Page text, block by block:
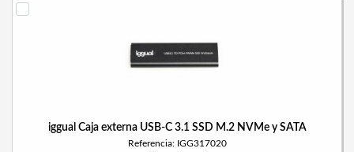
iggual Caja externa USB-C 3.1 SSD M.2 NVMe y SATA
Referencia: IGG317020